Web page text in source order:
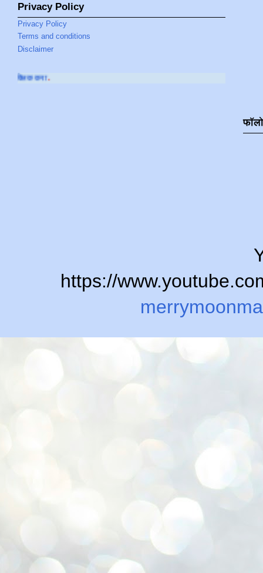
Privacy Policy
Privacy Policy
Terms and conditions
Disclaimer
https://